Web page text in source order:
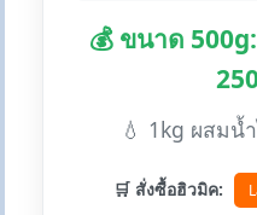
💰 ขนาด
💧 1kg ผสมน้
🛒 สั่งซื้อฮิวมิค: